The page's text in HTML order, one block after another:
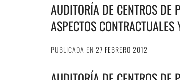
AUDITORÍA DE CENTROS DE
ASPECTOS
PUBLICADA EN 27 FEBRERO 2012